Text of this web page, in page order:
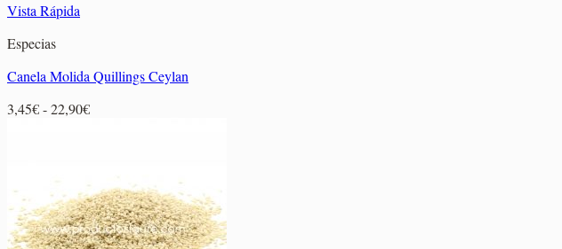
Vista Rápida
Especias
Canela Molida Quillings Ceylan
3,45€-22,90€Rango
3,45€
hasta
22,90€